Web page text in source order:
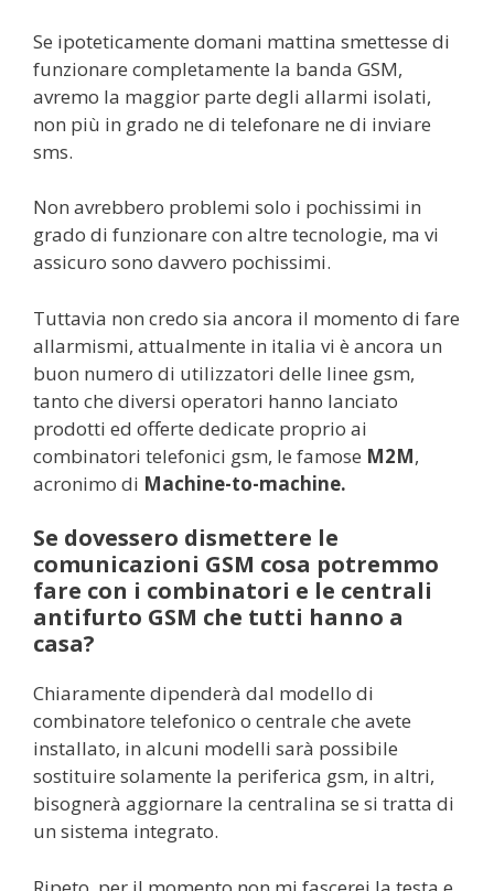
Se ipoteticamente domani mattina smettesse di
funzionare completamente la banda GSM,
avremo la maggior parte degli allarmi isolati,
non più in grado ne di telefonare ne di inviare
sms.
Non avrebbero problemi solo i pochissimi in
grado di funzionare con altre tecnologie, ma vi
assicuro sono davvero pochissimi.
Tuttavia non credo sia ancora il momento di fare
allarmismi, attualmente in italia vi è ancora un
buon numero di utilizzatori delle linee gsm,
tanto che diversi operatori hanno lanciato
prodotti ed offerte dedicate proprio ai
combinatori telefonici gsm, le famose M2M,
acronimo di Machine-to-machine.
Se dovessero dismettere le
comunicazioni GSM cosa potremmo
fare con i combinatori e le centrali
antifurto GSM che tutti hanno a
casa?
Chiaramente dipenderà dal modello di
combinatore telefonico o centrale che avete
installato, in alcuni modelli sarà possibile
sostituire solamente la periferica gsm, in altri,
bisognerà aggiornare la centralina se si tratta di
un sistema integrato.